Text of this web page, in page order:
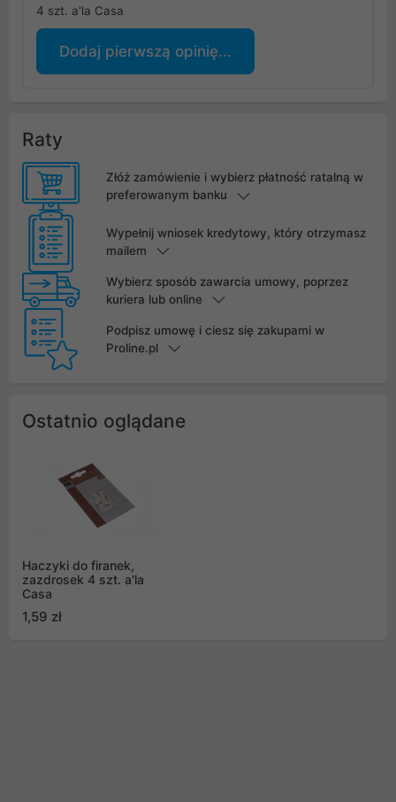
4 szt. a'la Casa
Dodaj pierwszą opinię...
Raty
Złóż zamówienie i wybierz płatność ratalną w
preferowanym banku
Wypełnij wniosek kredytowy, który otrzymasz
mailem
Wybierz sposób zawarcia umowy, poprzez
kuriera lub online
Podpisz umowę i ciesz się zakupami w
Proline.pl
Ostatnio oglądane
Haczyki do firanek,
zazdrosek 4 szt. a'la
Casa
1,59 zł